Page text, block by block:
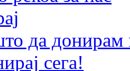
да
сега!